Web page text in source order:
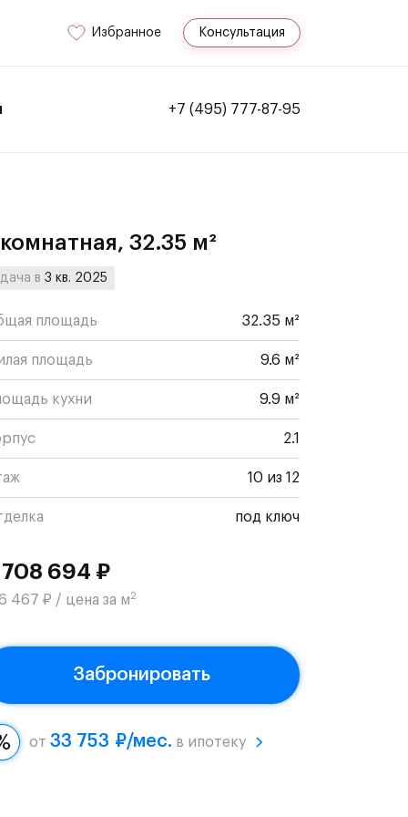
Избранное Консультация
+7 (495) 777-87-95
32.35 м²
в3 кв. 2025
площадь 32.35 м²
площадь 9.6 м²
кухни 9.9 м²
2.1
10 из 12
под ключ
694 ₽
467 ₽ / цена за м2
Забронировать
от 33 753 ₽/мес. в ипотеку